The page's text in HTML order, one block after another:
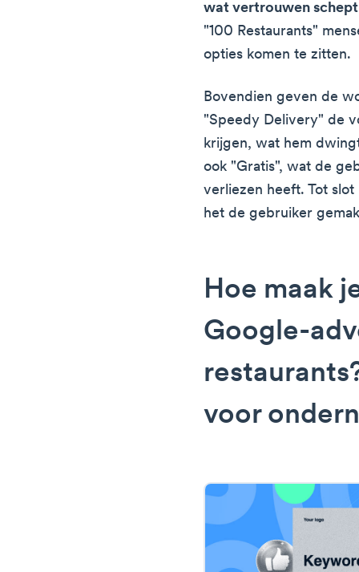
wat vertrouwen schept
"100 Restaurants"
opties komen te zitten.
Bovendien geven de
"Speedy Delivery" de
krijgen, wat hem
ook "Gratis", wat de
verliezen heeft. Tot
het de gebruiker
Hoe maak
Google-
voor